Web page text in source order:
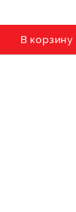
В корзину